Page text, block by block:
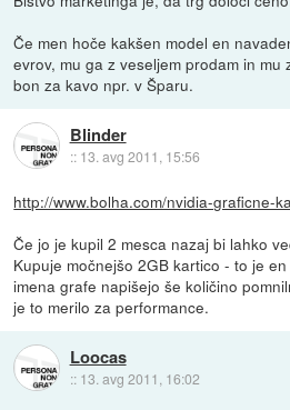
Če men hoče kakšen model en
evrov, mu ga z veseljem prodam in
bon za kavo npr. v Šparu.
Blinder
:: 13. avg 2011, 15:56
http://www.bolha.com/nvidia-graficne-
Če jo je kupil 2 mesca nazaj bi lahko
Kupuje močnejšo 2GB kartico - to je
imena grafe napišejo še količino
je to merilo za performance.
Loocas
:: 13. avg 2011, 16:02